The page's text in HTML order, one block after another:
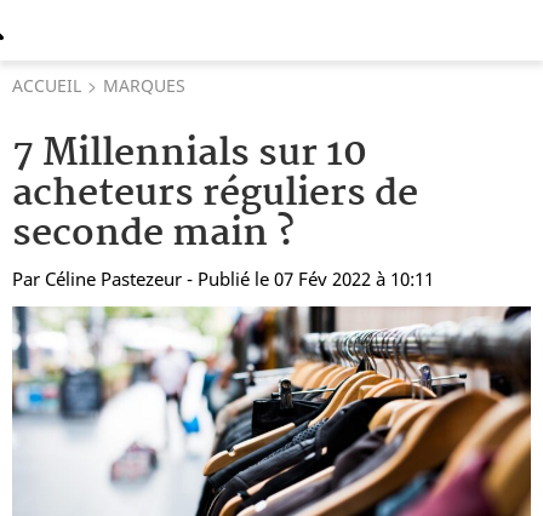
ACCUEIL MARQUES
7 Millennials sur 10
acheteurs réguliers de
seconde main ?
Par Céline Pastezeur - Publié le 07 Fév 2022 à 10:11